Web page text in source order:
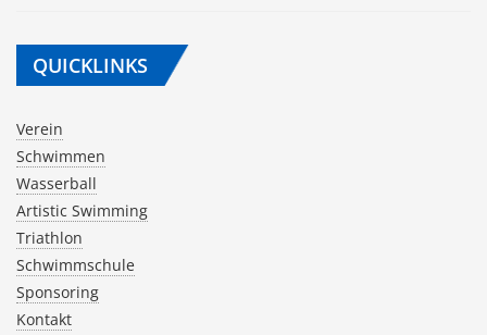
QUICKLINKS
Verein
Schwimmen
Wasserball
Artistic Swimming
Triathlon
Schwimmschule
Sponsoring
Kontakt